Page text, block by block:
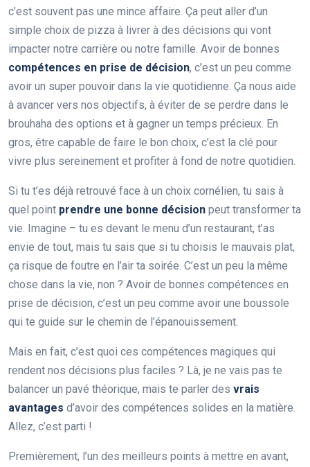
c’est souvent pas une mince affaire. Ça peut aller d’un
simple choix de pizza à livrer à des décisions qui vont
impacter notre carrière ou notre famille. Avoir de bonnes
compétences en prise de décision, c’est un peu comme
avoir un super pouvoir dans la vie quotidienne. Ça nous aide
à avancer vers nos objectifs, à éviter de se perdre dans le
brouhaha des options et à gagner un temps précieux. En
gros, être capable de faire le bon choix, c’est la clé pour
vivre plus sereinement et profiter à fond de notre quotidien.
Si tu t’es déjà retrouvé face à un choix cornélien, tu sais à
quel point prendre une bonne décision peut transformer ta
vie. Imagine – tu es devant le menu d’un restaurant, t’as
envie de tout, mais tu sais que si tu choisis le mauvais plat,
ça risque de foutre en l’air ta soirée. C’est un peu la même
chose dans la vie, non ? Avoir de bonnes compétences en
prise de décision, c’est un peu comme avoir une boussole
qui te guide sur le chemin de l’épanouissement.
Mais en fait, c’est quoi ces compétences magiques qui
rendent nos décisions plus faciles ? Là, je ne vais pas te
balancer un pavé théorique, mais te parler des vrais
avantages d’avoir des compétences solides en la matière.
Allez, c’est parti !
Premièrement, l’un des meilleurs points à mettre en avant,